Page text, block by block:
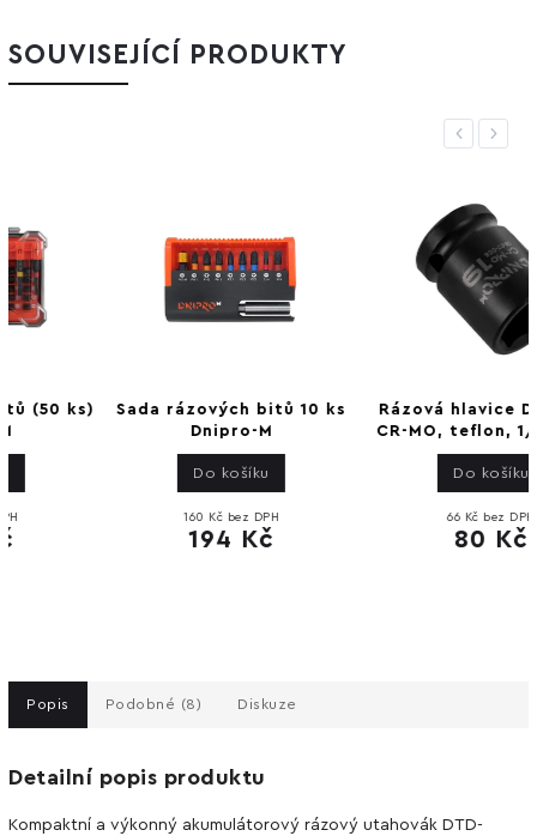
Popis Podobné (8) Diskuze
Detailní popis produktu
Kompaktní a výkonný akumulátorový rázový utahovák DTD-
SOUVISEJÍCÍ PRODUKTY
Previous
Sada rázových bitů 10 ks
–6 %
Rázová hlavice Dnipro-M
CR-MO, teflon, 1/2 19 mm
Next